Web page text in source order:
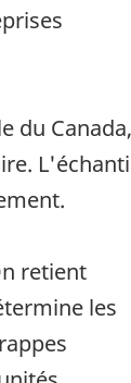
du
retient
les